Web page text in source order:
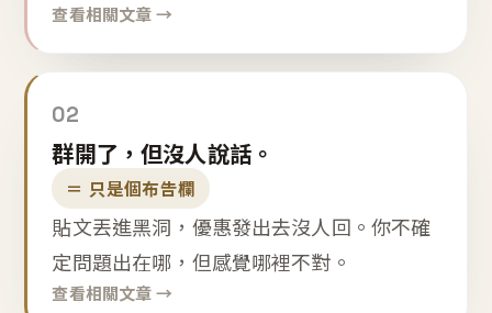
查看相關文章 →
02
群開了，但沒人說話。
＝ 只是個布告欄
貼文丟進黑洞，優惠發出去沒人回。你不確
定問題出在哪，但感覺哪裡不對。
查看相關文章 →